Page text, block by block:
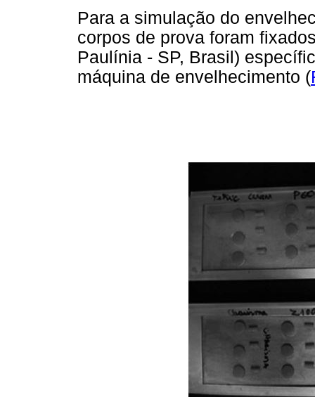
Para a simulação do
corpos de prova foram
Paulínia - SP, Brasil)
máquina de envelhecimento (